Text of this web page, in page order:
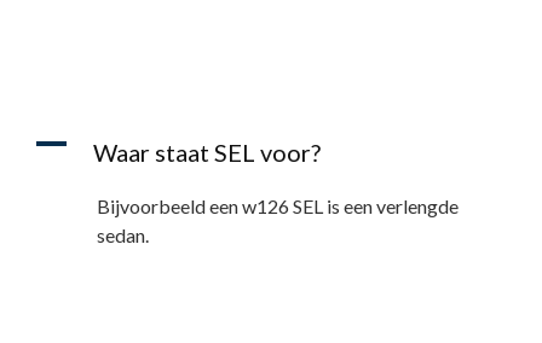
A Waar staat SEL voor?
Bijvoorbeeld een w126 SEL is een verlengde
sedan.